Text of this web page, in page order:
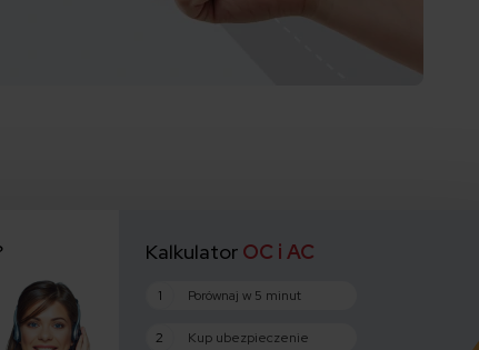
Kalkulator OC i AC
1 Porównaj w 5 minut
2 Kup ubezpieczenie